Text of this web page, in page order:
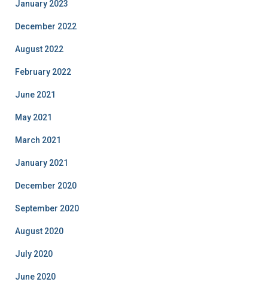
January 2023
December 2022
August 2022
February 2022
June 2021
May 2021
March 2021
January 2021
December 2020
September 2020
August 2020
July 2020
June 2020